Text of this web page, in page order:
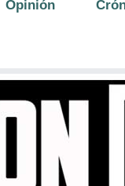
Opinión